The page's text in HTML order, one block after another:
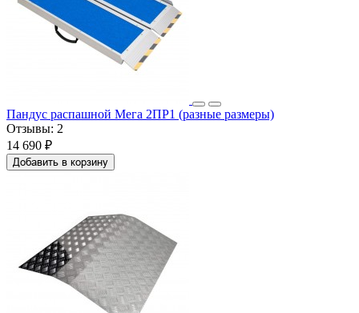
Пандус распашной Мега 2ПР1 (разные размеры)
Отзывы: 2
14 690 ₽
Добавить в корзину